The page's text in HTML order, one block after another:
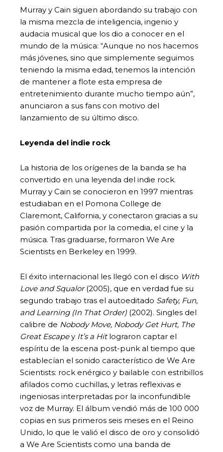
Murray y Cain siguen abordando su trabajo con
la misma mezcla de inteligencia, ingenio y
audacia musical que los dio a conocer en el
mundo de la música: “Aunque no nos hacemos
más jóvenes, sino que simplemente seguimos
teniendo la misma edad, tenemos la intención
de mantener a flote esta empresa de
entretenimiento durante mucho tiempo aún”,
anunciaron a sus fans con motivo del
lanzamiento de su último disco.
Leyenda del indie rock
La historia de los orígenes de la banda se ha
convertido en una leyenda del indie rock.
Murray y Cain se conocieron en 1997 mientras
estudiaban en el Pomona College de
Claremont, California, y conectaron gracias a su
pasión compartida por la comedia, el cine y la
música. Tras graduarse, formaron We Are
Scientists en Berkeley en 1999.
El éxito internacional les llegó con el disco With
Love and Squalor(2005), que en verdad fue su
segundo trabajo tras el autoeditado Safety, Fun,
and Learning (In That Order) (2002). Singles del
calibre de Nobody Move, Nobody Get Hurt, The
Great Escapey It’s a Hitlograron captar el
espíritu de la escena post-punk al tiempo que
establecían el sonido característico de We Are
Scientists: rock enérgico y bailable con estribillos
afilados como cuchillas, y letras reflexivas e
ingeniosas interpretadas por la inconfundible
voz de Murray. El álbum vendió más de 100 000
copias en sus primeros seis meses en el Reino
Unido, lo que le valió el disco de oro y consolidó
a We Are Scientists como una banda de